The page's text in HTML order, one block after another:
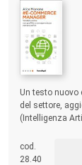
Un testo nuovo
del settore,
(Intelligenza
meglio la figura
CEO
cod.
28.40